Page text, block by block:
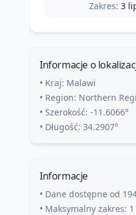
Zakres: 3
Informacje o
• Kraj: Malawi
• Region: Northern
• Szerokość: -11.6066°
• Długość: 34.2907°
Informacje
• Dane dostępne od
• Maksymalny zakres: